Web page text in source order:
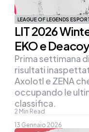
LEAGUE OF LEGENDS
LIT 2026
EKO e
2 Min Read
Prima settimana
risultati
Axolotl e ZENA
occupando le
classifica.
13 Gennaio 2026